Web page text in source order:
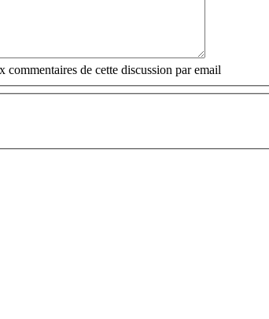
commentaires de cette discussion par email